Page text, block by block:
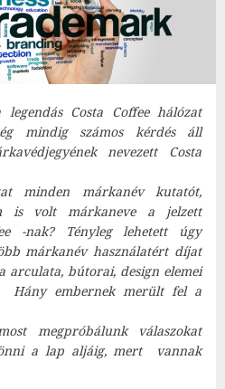
Costa Coffee hálózat
mindig számos kérdés áll
nevezett Costa
minden márkanév kutatót,
is volt márkaneve a jelzett
-nak? Tényleg lehetett úgy
márkanév használatért díjat
arculata, bútorai, design elemei
Hány embernek merült fel a
megpróbálunk válaszokat
a lap aljáig, mert vannak